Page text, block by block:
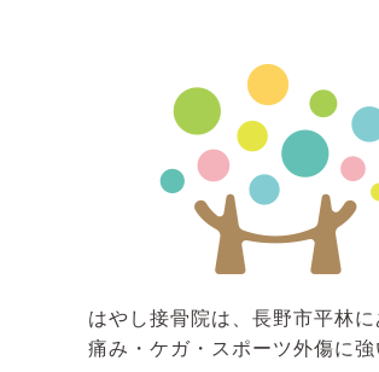
はやし接骨院は、長野市平林に
痛み・ケガ・スポーツ外傷に強